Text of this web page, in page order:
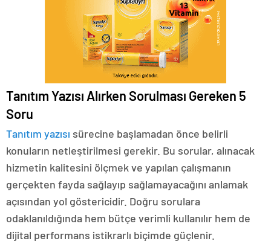
Tanıtım Yazısı Alırken Sorulması Gereken 5
Soru
Tanıtım yazısı sürecine başlamadan önce belirli
konuların netleştirilmesi gerekir. Bu sorular, alınacak
hizmetin kalitesini ölçmek ve yapılan çalışmanın
gerçekten fayda sağlayıp sağlamayacağını anlamak
açısından yol göstericidir. Doğru sorulara
odaklanıldığında hem bütçe verimli kullanılır hem de
dijital performans istikrarlı biçimde güçlenir.